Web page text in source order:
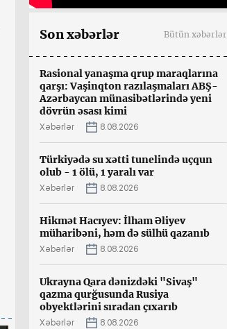
Son xəbərlər Bütün xəbərlər
Rasional yanaşma qrup maraqlarına
qarşı: Vaşinqton razılaşmaları ABŞ-
Azərbaycan münasibətlərində yeni
dövrün əsası kimi
Xəbərlər 8.08.2026
Türkiyədə su xətti tunelində uçqun
olub - 1 ölü, 1 yaralı var
Xəbərlər 8.08.2026
Hikmət Hacıyev: İlham Əliyev
müharibəni, həm də sülhü qazanıb
Xəbərlər 8.08.2026
Ukrayna Qara dənizdəki "Sivaş"
qazma qurğusunda Rusiya
obyektlərini sıradan çıxarıb
Xəbərlər 8.08.2026